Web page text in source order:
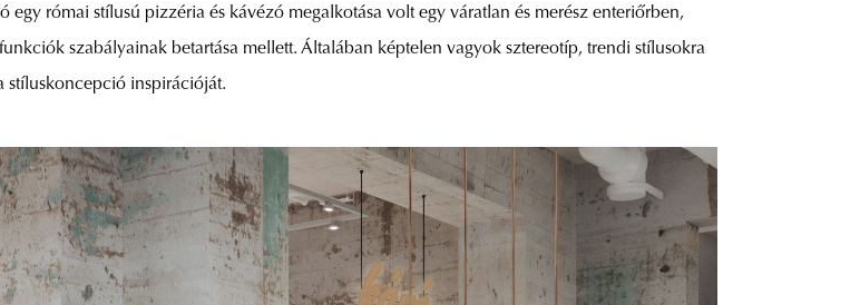
római stílusú pizzéria és kávézó megalkotása volt egy váratlan és merész enteriőrben,
szabályainak betartása mellett. Általában képtelen vagyok sztereotíp, trendi stílusokra
stíluskoncepció inspirációját.